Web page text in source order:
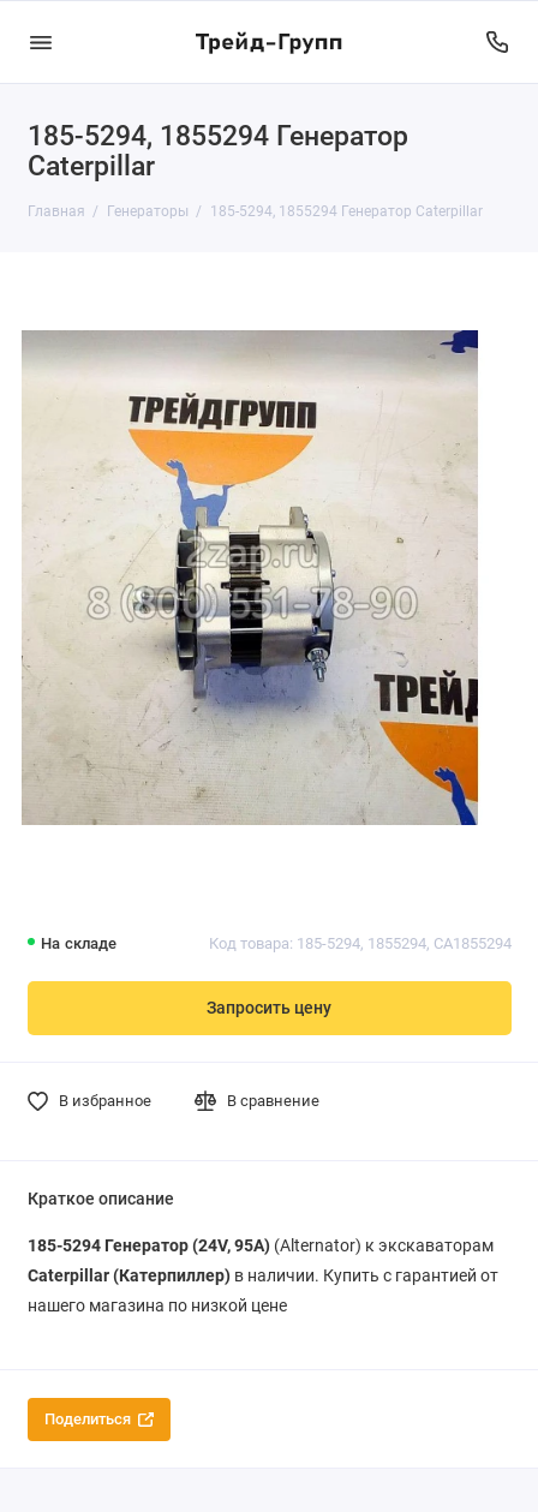
185-5294, 1855294 Генератор
Caterpillar
Главная Генераторы 185-5294, 1855294 Генератор Caterpillar
На складе Код товара: 185-5294, 1855294, CA1855294
Запросить цену
В избранное В сравнение
Краткое описание
185-5294 Генератор (24V, 95A) (Alternator) к экскаваторам
Caterpillar (Катерпиллер)в наличии. Купить с гарантией от
нашего магазина по низкой цене
Поделиться